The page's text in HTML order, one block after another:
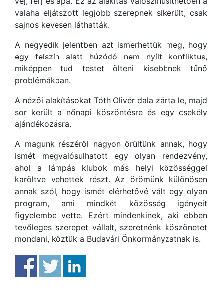
valaha eljátszott legjobb szerepnek sikerült, csak
sajnos kevesen láthatták.
A negyedik jelentben azt ismerhettük meg, hogy
egy felszín alatt húzódó nem nyílt konfliktus,
miképpen tud testet ölteni kisebbnek tűnő
problémákban.
A nézői alakításokat Tóth Olivér dala zárta le, majd
sor került a nőnapi köszöntésre és egy csekély
ajándékozásra.
A magunk részéről nagyon örültünk annak, hogy
ismét megvalósulhatott egy olyan rendezvény,
ahol a lámpás klubok más helyi közösséggel
karöltve vehettek részt. Az örömünk különösen
annak szól, hogy ismét elérhetővé vált egy olyan
program, ami mindkét közösség igényeit
figyelembe vette. Ezért mindenkinek, aki ebben
tevőleges szerepet vállalt, szeretnénk köszönetet
mondani, köztük a Budavári Önkormányzatnak is.